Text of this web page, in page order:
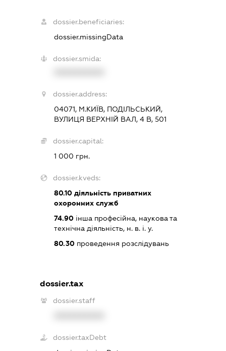
dossier.beneficiaries:
dossier.missingData
dossier.smida:
dossier.address:
04071, М.КИЇВ, ПОДІЛЬСЬКИЙ,
ВУЛИЦЯ ВЕРХНІЙ ВАЛ, 4 В, 501
dossier.capital:
1 000 грн.
dossier.kveds:
80.10 діяльність приватних
охоронних служб
74.90 інша професійна, наукова та
технічна діяльність, н. в. і. у.
80.30 проведення розслідувань
dossier.tax
dossier.staff
dossier.taxDebt